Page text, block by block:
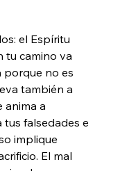
el Espíritu
tu camino va
porque no es
también a
anima a
falsedades e
implique
El mal